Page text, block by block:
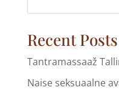
Recent Posts
Tantramassaaž
Naise seksuaalne